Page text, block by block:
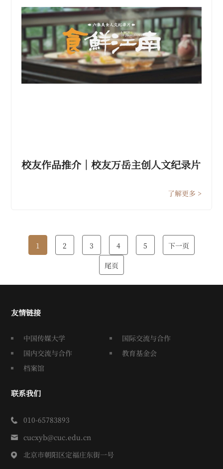
校友作品推介｜校友万岳主创人文纪录片
了解更多 >
1 2 3 4 5
下一页
尾页
友情链接
中国传媒大学
国际交流与合作
国内交流与合作
教育基金会
档案馆
联系我们
010-65783893
cucxyb@cuc.edu.cn
北京市朝阳区定福庄东街一号